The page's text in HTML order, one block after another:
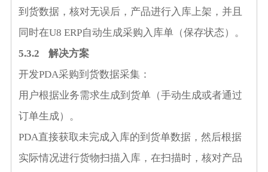
到货数据，核对无误后，产品进行入库上架，并且
同时在U8 ERP自动生成采购入库单（保存状态）。
5.3.2
解决方案
开发PDA采购到货数据采集：
用户根据业务需求生成到货单（手动生成或者通过
订单生成）。
PDA直接获取未完成入库的到货单数据，然后根据
实际情况进行货物扫描入库，在扫描时，核对产品